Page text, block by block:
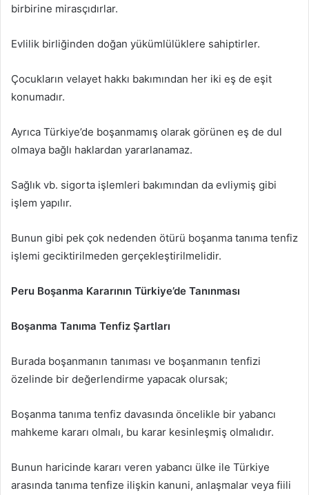
birbirine mirasçıdırlar.
Evlilik birliğinden doğan yükümlülüklere sahiptirler.
Çocukların velayet hakkı bakımından her iki eş de eşit
konumadır.
Ayrıca Türkiye’de boşanmamış olarak görünen eş de dul
olmaya bağlı haklardan yararlanamaz.
Sağlık vb. sigorta işlemleri bakımından da evliymiş gibi
işlem yapılır.
Bunun gibi pek çok nedenden ötürü boşanma tanıma tenfiz
işlemi geciktirilmeden gerçekleştirilmelidir.
Peru Boşanma Kararının Türkiye’de Tanınması
Boşanma Tanıma Tenfiz Şartları
Burada boşanmanın tanıması ve boşanmanın tenfizi
özelinde bir değerlendirme yapacak olursak;
Boşanma tanıma tenfiz davasında öncelikle bir yabancı
mahkeme kararı olmalı, bu karar kesinleşmiş olmalıdır.
Bunun haricinde kararı veren yabancı ülke ile Türkiye
arasında tanıma tenfize ilişkin kanuni, anlaşmalar veya fiili